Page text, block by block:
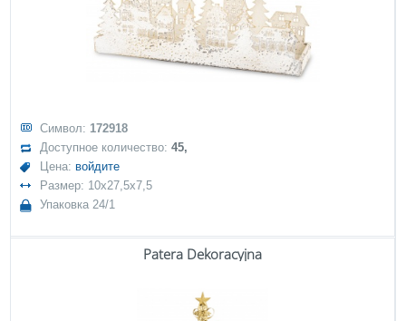
Символ: 172918
Доступное количество:45,
Цена: войдите
Размер: 10x27,5x7,5
Упаковка 24/1
Patera Dekoracyjna